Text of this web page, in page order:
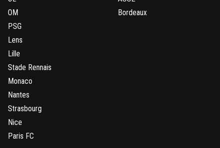
OM
PSG
Lens
Lille
Stade Rennais
Monaco
Nantes
Strasbourg
Nice
Paris FC
Bordeaux